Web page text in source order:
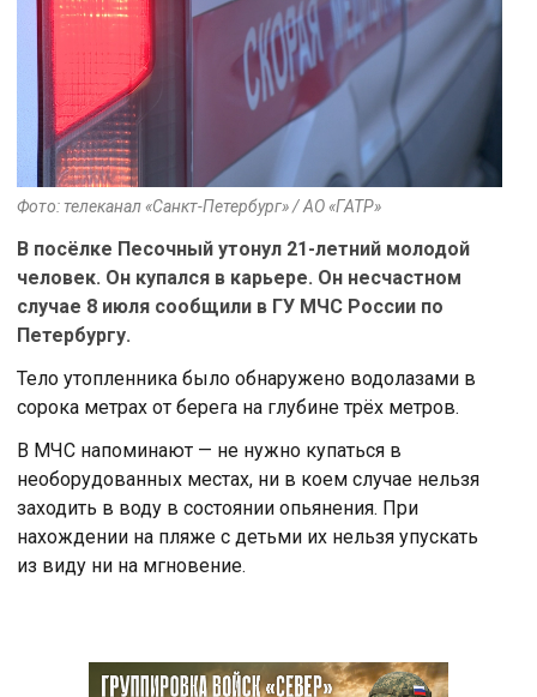
Фото: телеканал «Санкт-Петербург» / АО «ГАТР»
В посёлке Песочный утонул 21-летний молодой
человек. Он купался в карьере. Он несчастном
случае 8 июля сообщили в ГУ МЧС России по
Петербургу.
Тело утопленника было обнаружено водолазами в
сорока метрах от берега на глубине трёх метров.
В МЧС напоминают — не нужно купаться в
необорудованных местах, ни в коем случае нельзя
заходить в воду в состоянии опьянения. При
нахождении на пляже с детьми их нельзя упускать
из виду ни на мгновение.